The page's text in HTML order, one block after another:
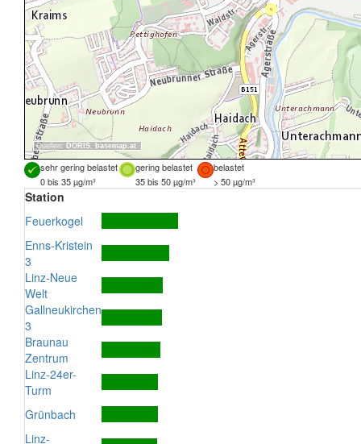
Quellen: DORIS, basemap.at
sehr gering belastet gering belastet
belastet
0 bis 35 µg/m³
35 bis 50 µg/m³ > 50 µg/m³
Station
Feuerkogel
Enns-Kristein
3
Linz-Neue
Welt
Gallneukirchen
3
Braunau
Zentrum
Linz-24er-
Turm
Grünbach
Linz-